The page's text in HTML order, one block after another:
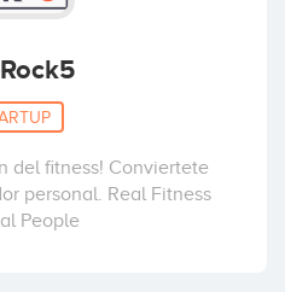
del fitness! Conviertete
personal. Real Fitness
People